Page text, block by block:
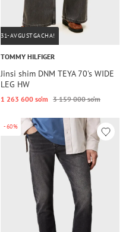
31-AVGUSTGACHA!
TOMMY HILFIGER
Jinsi shim DNM TEYA 70's WIDE
LEG HW
1 263 600 so‘m 3 159 000 so‘m
-60%